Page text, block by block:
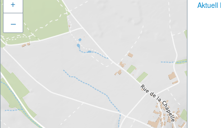
+
–
Aktuell